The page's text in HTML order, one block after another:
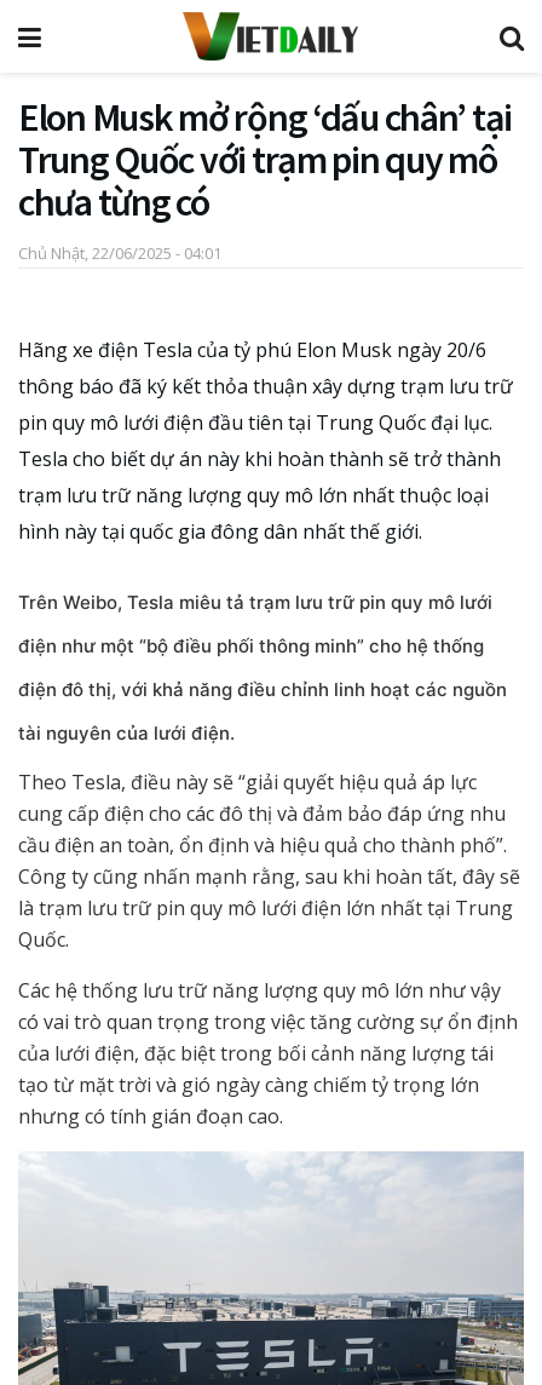
Elon Musk mở rộng ‘dấu chân’ tại
Trung Quốc với trạm pin quy mô
chưa từng có
Chủ Nhật, 22/06/2025 - 04:01
Hãng xe điện Tesla của tỷ phú Elon Musk ngày 20/6
thông báo đã ký kết thỏa thuận xây dựng trạm lưu trữ
pin quy mô lưới điện đầu tiên tại Trung Quốc đại lục.
Tesla cho biết dự án này khi hoàn thành sẽ trở thành
trạm lưu trữ năng lượng quy mô lớn nhất thuộc loại
hình này tại quốc gia đông dân nhất thế giới.
Trên Weibo, Tesla miêu tả trạm lưu trữ pin quy mô lưới
điện như một “bộ điều phối thông minh” cho hệ thống
điện đô thị, với khả năng điều chỉnh linh hoạt các nguồn
tài nguyên của lưới điện.
Theo Tesla, điều này sẽ “giải quyết hiệu quả áp lực
cung cấp điện cho các đô thị và đảm bảo đáp ứng nhu
cầu điện an toàn, ổn định và hiệu quả cho thành phố”.
Công ty cũng nhấn mạnh rằng, sau khi hoàn tất, đây sẽ
là trạm lưu trữ pin quy mô lưới điện lớn nhất tại Trung
Quốc.
Các hệ thống lưu trữ năng lượng quy mô lớn như vậy
có vai trò quan trọng trong việc tăng cường sự ổn định
của lưới điện, đặc biệt trong bối cảnh năng lượng tái
tạo từ mặt trời và gió ngày càng chiếm tỷ trọng lớn
nhưng có tính gián đoạn cao.